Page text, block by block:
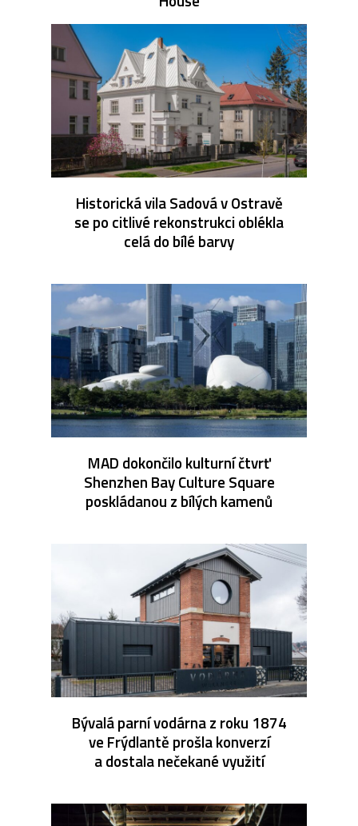
Historická vila Sadová v Ostravě
se po citlivé rekonstrukci oblékla
celá do bílé barvy
MAD dokončilo kulturní čtvrť
Shenzhen Bay Culture Square
poskládanou z bílých kamenů
Bývalá parní vodárna z roku 1874
ve Frýdlantě prošla konverzí
a dostala nečekané využití